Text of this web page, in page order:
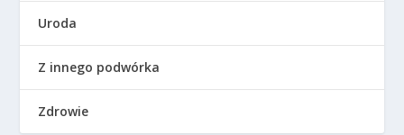
Uroda
Z innego podwórka
Zdrowie